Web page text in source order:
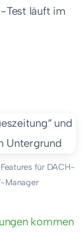
Test läuft im
für DACH-
Manager
kommen